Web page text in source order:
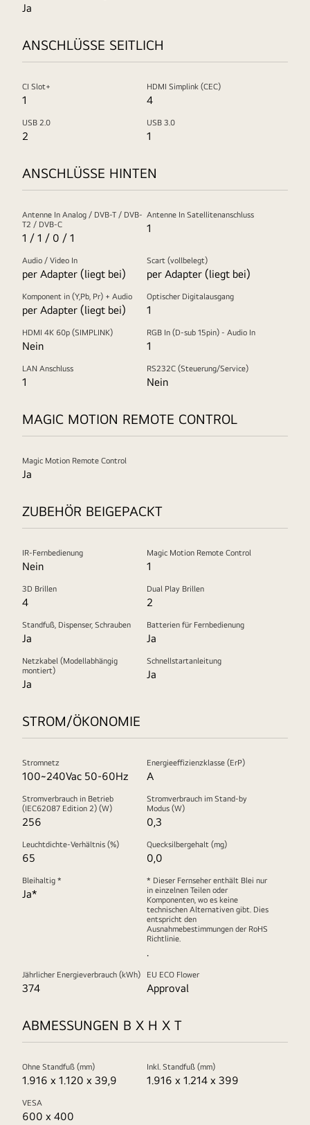
Ja
ANSCHLÜSSE SEITLICH
CI Slot+
1
HDMI Simplink (CEC)
4
USB 2.0
2
USB 3.0
1
ANSCHLÜSSE HINTEN
Antenne In Analog / DVB-T / DVB-
T2 / DVB-C
1 / 1 / 0 / 1
Antenne In Satellitenanschluss
1
Audio / Video In
per Adapter (liegt bei)
Scart (vollbelegt)
per Adapter (liegt bei)
Komponent in (Y,Pb, Pr) + Audio
per Adapter (liegt bei)
Optischer Digitalausgang
1
HDMI 4K 60p (SIMPLINK)
Nein
RGB In (D-sub 15pin) - Audio In
1
LAN Anschluss
1
RS232C (Steuerung/Service)
Nein
MAGIC MOTION REMOTE CONTROL
Magic Motion Remote Control
Ja
ZUBEHÖR BEIGEPACKT
IR-Fernbedienung
Nein
Magic Motion Remote Control
1
3D Brillen
4
Dual Play Brillen
2
Standfuß, Dispenser, Schrauben
Ja
Batterien für Fernbedienung
Ja
Netzkabel (Modellabhängig
montiert)
Ja
Schnellstartanleitung
Ja
STROM/ÖKONOMIE
Stromnetz
100~240Vac 50-60Hz
Energieeffizienzklasse (ErP)
A
Stromverbrauch in Betrieb
(IEC62087 Edition 2) (W)
256
Stromverbrauch im Stand-by
Modus (W)
0,3
Leuchtdichte-Verhältnis (%)
65
Quecksilbergehalt (mg)
0,0
Bleihaltig *
Ja*
* Dieser Fernseher enthält Blei nur
in einzelnen Teilen oder
Komponenten, wo es keine
technischen Alternativen gibt. Dies
entspricht den
Ausnahmebestimmungen der RoHS
Richtlinie.
.
Jährlicher Energieverbrauch (kWh)
374
EU ECO Flower
Approval
ABMESSUNGEN B X H X T
Ohne Standfuß (mm)
1.916 x 1.120 x 39,9
Inkl. Standfuß (mm)
1.916 x 1.214 x 399
VESA
600 x 400